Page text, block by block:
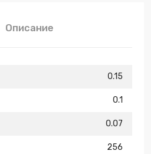
Описание
0.15
0.1
0.07
256